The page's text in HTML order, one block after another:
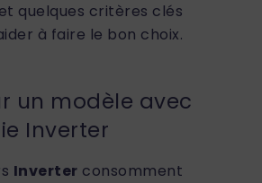
quelques critères clés
à faire le bon choix.
un modèle avec
Inverter
Inverter consomment